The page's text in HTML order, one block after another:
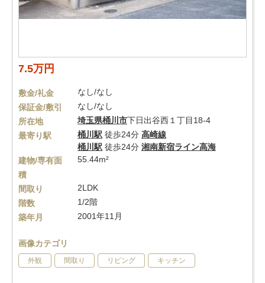
7.5万円
敷金/礼金
なし/なし
保証金/敷引
なし/なし
所在地
埼玉県桶川市下日出谷西１丁目18-4
最寄り駅
桶川駅 徒歩24分 高崎線
桶川駅 徒歩24分 湘南新宿ライン高海
建物/専有面
積
55.44m²
間取り
2LDK
階数
1/2階
築年月
2001年11月
画像カテゴリ
外観 間取り リビング キッチン